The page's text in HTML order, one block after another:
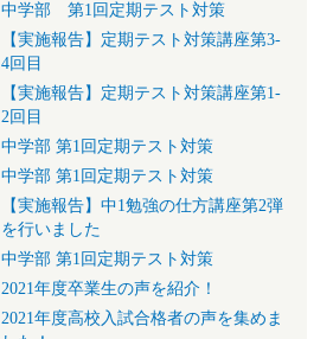
中学部 第1回定期テスト対策
【実施報告】定期テスト対策講座第3-
4回目
【実施報告】定期テスト対策講座第1-
2回目
中学部 第1回定期テスト対策
中学部 第1回定期テスト対策
【実施報告】中1勉強の仕方講座第2弾
を行いました
中学部 第1回定期テスト対策
2021年度卒業生の声を紹介！
2021年度高校入試合格者の声を集めま